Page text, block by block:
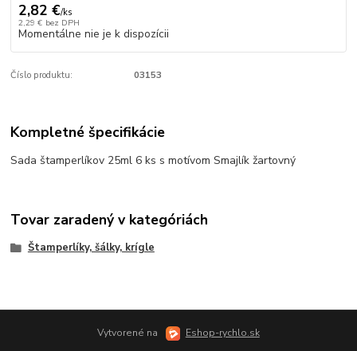
2,82 €/ks
2,29 € bez DPH
Momentálne nie je k dispozícii
Číslo produktu: 03153
Kompletné špecifikácie
Sada štamperlíkov 25ml 6 ks s motívom Smajlík žartovný
Tovar zaradený v kategóriách
Štamperlíky, šálky, krígle
Vytvorené na Eshop-rychlo.sk